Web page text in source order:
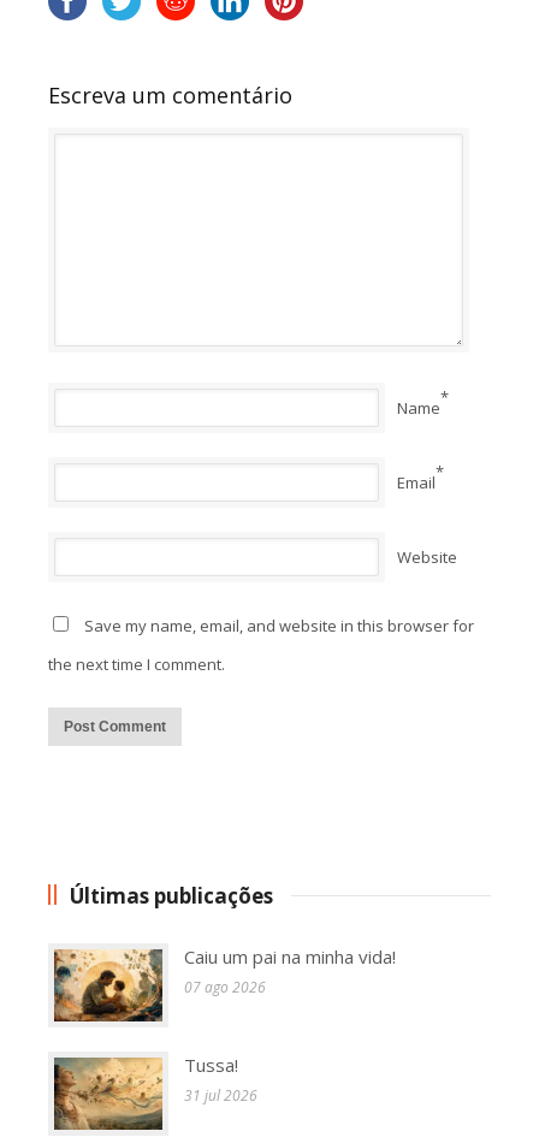
Escreva um comentário
Name*
Email*
Website
Save my name, email, and website in this browser for
the next time I comment.
Últimas publicações
Caiu um pai na minha vida!
07 ago 2026
Tussa!
31 jul 2026